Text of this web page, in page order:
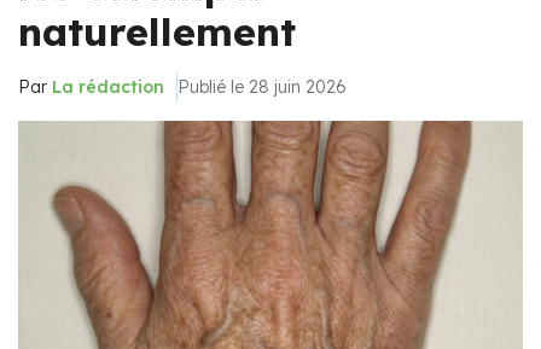
naturellement
Par La rédaction Publié le 28 juin 2026